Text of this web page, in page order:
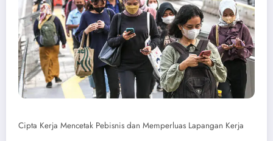
Cipta Kerja Mencetak Pebisnis dan Memperluas Lapangan Kerja